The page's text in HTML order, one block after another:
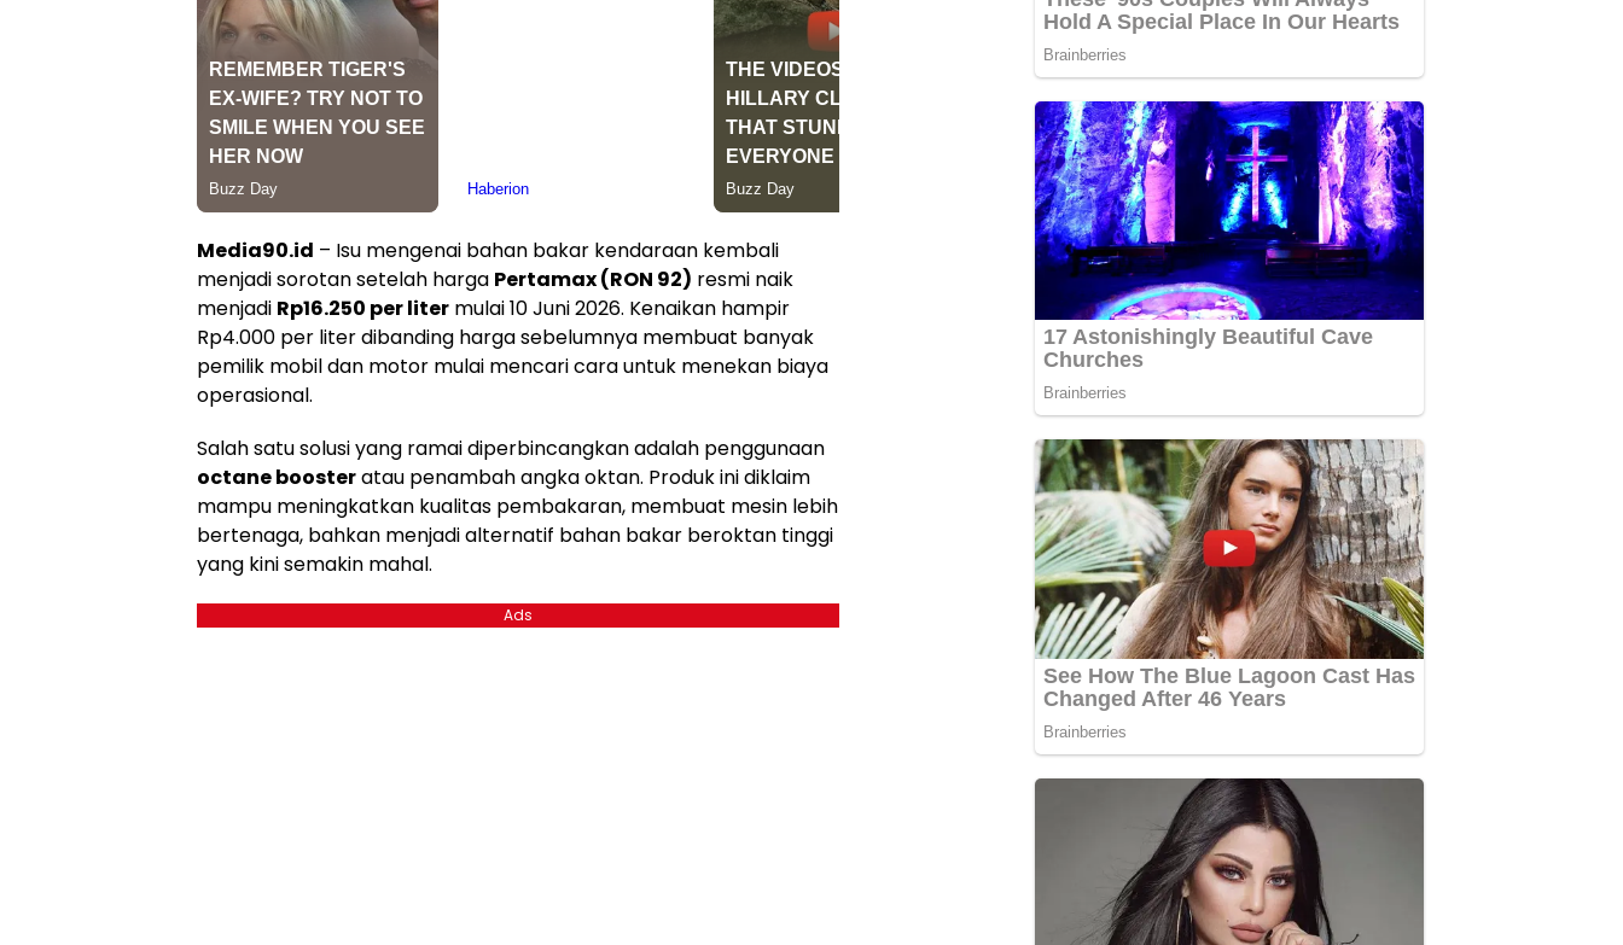
Media90.id – Isu mengenai bahan bakar kendaraan kembali
menjadi sorotan setelah harga Pertamax (RON 92) resmi naik
menjadi Rp16.250 per liter mulai 10 Juni 2026. Kenaikan hampir
Rp4.000 per liter dibanding harga sebelumnya membuat banyak
pemilik mobil dan motor mulai mencari cara untuk menekan biaya
operasional.
Salah satu solusi yang ramai diperbincangkan adalah penggunaan
octane boosteratau penambah angka oktan. Produk ini diklaim
mampu meningkatkan kualitas pembakaran, membuat mesin lebih
bertenaga, bahkan menjadi alternatif bahan bakar beroktan tinggi
yang kini semakin mahal.
Ads